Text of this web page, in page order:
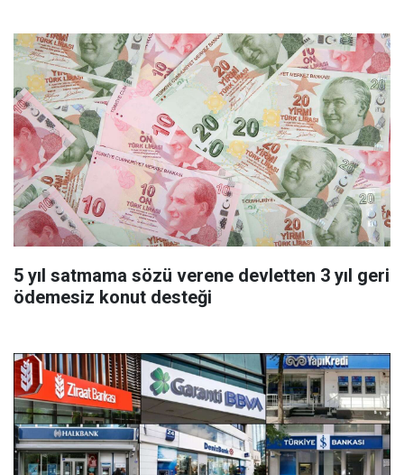
5 yıl satmama sözü verene devletten 3 yıl geri
ödemesiz konut desteği